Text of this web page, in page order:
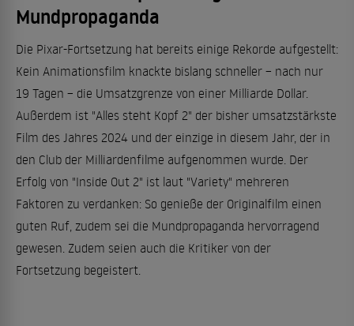
Mundpropaganda
Die Pixar-Fortsetzung hat bereits einige Rekorde aufgestellt:
Kein Animationsfilm knackte bislang schneller – nach nur
19 Tagen – die Umsatzgrenze von einer Milliarde Dollar.
Außerdem ist "Alles steht Kopf 2" der bisher umsatzstärkste
Film des Jahres 2024 und der einzige in diesem Jahr, der in
den Club der Milliardenfilme aufgenommen wurde. Der
Erfolg von "Inside Out 2" ist laut "Variety" mehreren
Faktoren zu verdanken: So genieße der Originalfilm einen
guten Ruf, zudem sei die Mundpropaganda hervorragend
gewesen. Zudem seien auch die Kritiker von der
Fortsetzung begeistert.